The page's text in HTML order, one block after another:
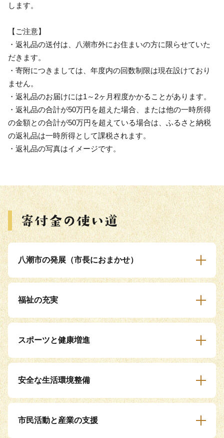
します。
【ご注意】
・返礼品の送付は、八潮市外にお住まいの方に限らせていた
だきます。
・寄附につきましては、年度内の回数制限は現在設けており
ません。
・返礼品のお届けには1～2ヶ月程度かかることがあります。
・返礼品の合計が50万円を超えた場合、または他の一時所得
の金額との合計が50万円を超えている場合は、ふるさと納税
の返礼品は一時所得として課税されます。
・返礼品の写真はイメージです。
八潮市の発展（市長におまかせ）
福祉の充実
スポーツと健康増進
安全な生活環境整備
市民活動と産業の支援